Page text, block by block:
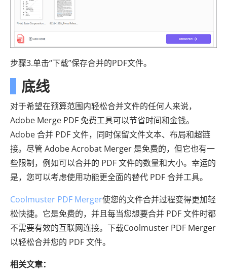
步骤3.单击“下载”保存合并的PDF文件。
底线
对于希望在预算范围内轻松合并文件的任何人来说，
Adobe Merge PDF 免费工具可以节省时间和金钱。
Adobe 合并 PDF 文件，同时保留文件文本、布局和超链
接。尽管 Adob​​e Acrobat Merger 是免费的，但它也有一
些限制，例如可以合并的 PDF 文件的数量和大小。幸运的
是，您可以考虑使用功能更全面的替代 PDF 合并工具。
Coolmuster PDF Merger使您的文件合并过程变得更加轻
松快捷。它是免费的，并且每当您想要合并 PDF 文件时都
不需要有效的互联网连接。下载Coolmuster PDF Merger
以轻松合并您的 PDF 文件。
相关文章：